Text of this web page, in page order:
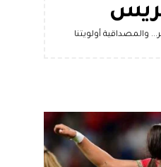
والمصداقية أولويتنا